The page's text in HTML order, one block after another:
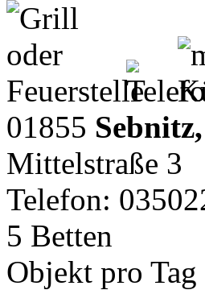
01855
Mittelstraße 3
Telefon:
5 Betten
Objekt pro Tag